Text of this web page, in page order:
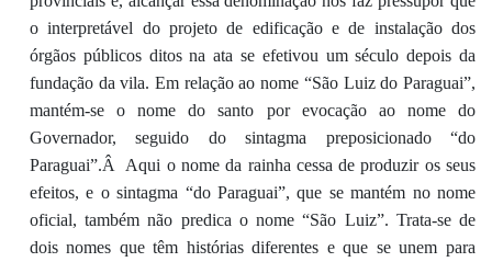
o interpretável do projeto de edificação e de instalação dos
órgãos públicos ditos na ata se efetivou um século depois da
fundação da vila. Em relação ao nome “São Luiz do Paraguai”,
mantém-se o nome do santo por evocação ao nome do
Governador, seguido do sintagma preposicionado “do
Paraguai”.Â Aqui o nome da rainha cessa de produzir os seus
efeitos, e o sintagma “do Paraguai”, que se mantém no nome
oficial, também não predica o nome “São Luiz”. Trata-se de
dois nomes que têm histórias diferentes e que se unem para